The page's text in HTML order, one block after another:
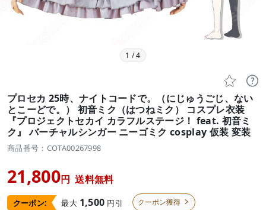
1 /4
 
プロセカ 25時、ナイトコードで。（にじゅうごじ、ない
とこーどで。） 初音ミク（はつねミク） コスプレ衣装
『プロジェクトセカイ カラフルステージ！ feat. 初音ミ
ク』 バーチャルシンガー ニーゴミク cosplay 仮装 変装
商品番号：COTA00267998
21,800円 送料無料
クーポン: 最大 1,500 円引 クーポン獲得 